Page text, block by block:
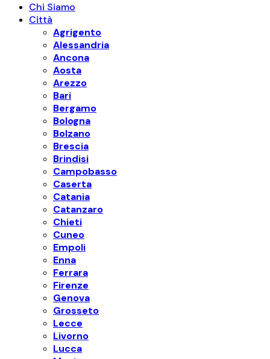
Chi Siamo
Città
Agrigento
Alessandria
Ancona
Aosta
Arezzo
Bari
Bergamo
Bologna
Bolzano
Brescia
Brindisi
Campobasso
Caserta
Catania
Catanzaro
Chieti
Cuneo
Empoli
Enna
Ferrara
Firenze
Genova
Grosseto
Lecce
Livorno
Lucca